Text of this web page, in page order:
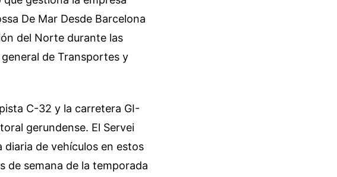
De Mar Desde Barcelona
del Norte durante las
de Transportes y
C-32 y la carretera GI-
gerundense. El Servei
diaria de vehículos en estos
de semana de la temporada